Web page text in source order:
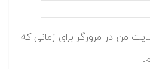
من در مرورگر برای زمانی که